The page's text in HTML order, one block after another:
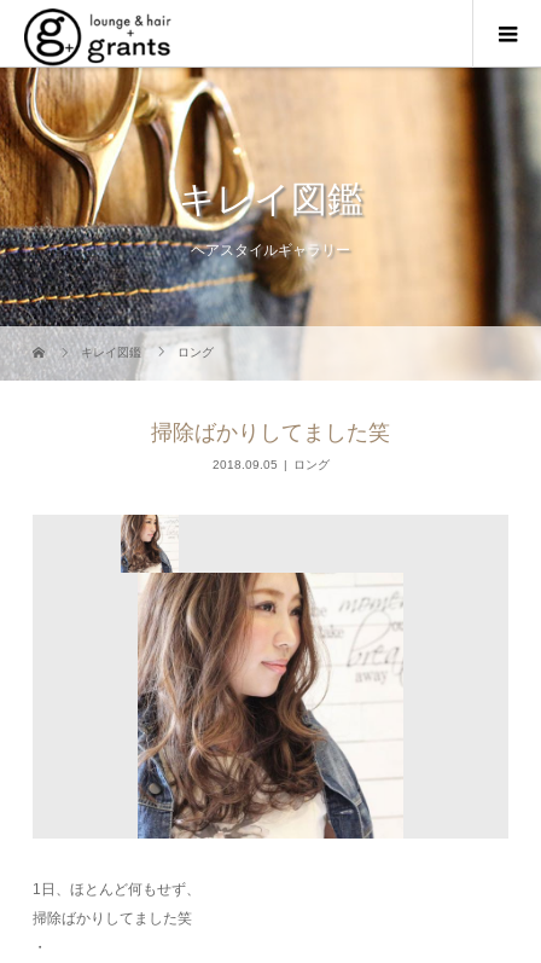
キレイ図鑑
ヘアスタイルギャラリー
キレイ図鑑 ロング
掃除ばかりしてました笑
2018.09.05 ロング
1日、ほとんど何もせず、
掃除ばかりしてました笑
・